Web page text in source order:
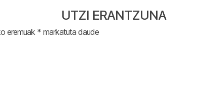
UTZI ERANTZUNA
eremuak * markatuta daude